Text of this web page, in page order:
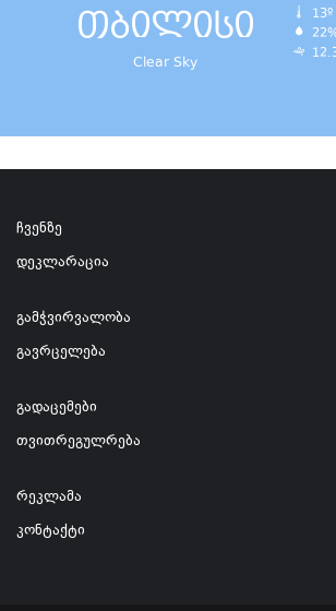
თბილისი
Clear Sky
ჩვენზე
დეკლარაცია
გამჭვირვალობა
გავრცელება
გადაცემები
თვითრეგულრება
რეკლამა
კონტაქტი